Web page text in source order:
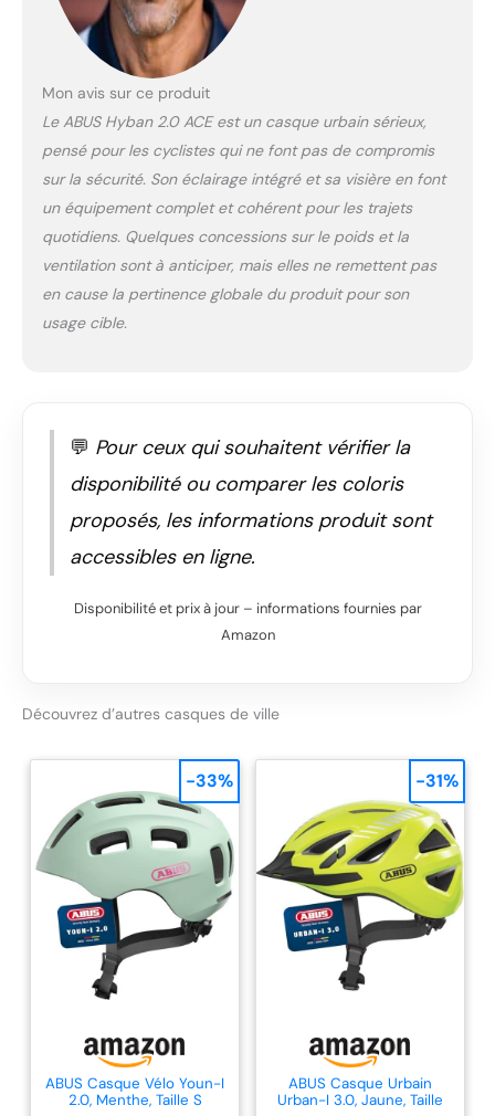
Mon avis sur ce produit
Le ABUS Hyban 2.0 ACE est un casque urbain sérieux,
pensé pour les cyclistes qui ne font pas de compromis
sur la sécurité. Son éclairage intégré et sa visière en font
un équipement complet et cohérent pour les trajets
quotidiens. Quelques concessions sur le poids et la
ventilation sont à anticiper, mais elles ne remettent pas
en cause la pertinence globale du produit pour son
usage cible.
💬 Pour ceux qui souhaitent vérifier la
disponibilité ou comparer les coloris
proposés, les informations produit sont
accessibles en ligne.
Disponibilité et prix à jour – informations fournies par
Amazon
Découvrez d’autres casques de ville
ABUS Casque Vélo Youn-I
2.0, Menthe, Taille S
-33%
ABUS Casque Urbain
Urban-I 3.0, Jaune, Taille
-31%